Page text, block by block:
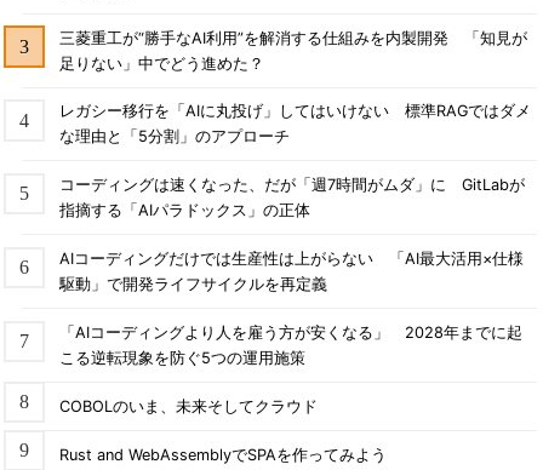
三菱重工が“勝手なAI利用”を解消する仕組みを内製開発 「知見が
足りない」中でどう進めた？
レガシー移行を「AIに丸投げ」してはいけない 標準RAGではダメ
な理由と「5分割」のアプローチ
コーディングは速くなった、だが「週7時間がムダ」に GitLabが
指摘する「AIパラドックス」の正体
AIコーディングだけでは生産性は上がらない 「AI最大活用×仕様
駆動」で開発ライフサイクルを再定義
「AIコーディングより人を雇う方が安くなる」 2028年までに起
こる逆転現象を防ぐ5つの運用施策
COBOLのいま、未来そしてクラウド
Rust and WebAssemblyでSPAを作ってみよう